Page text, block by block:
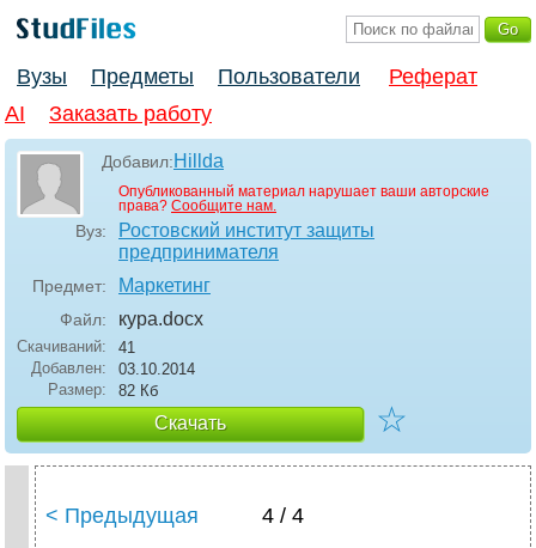
Вузы Предметы Пользователи
Реферат
AI
Заказать работу
Добавил:Hillda
Опубликованный материал нарушает ваши авторские
права? Сообщите нам.
Вуз:
Ростовский институт защиты
предпринимателя
Предмет: Маркетинг
Файл: кура.docx
Скачиваний:
41
Добавлен:
03.10.2014
Размер:
82 Кб
Скачать ☆
< Предыдущая 4 / 4